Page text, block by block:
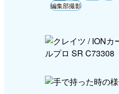
編集部撮影